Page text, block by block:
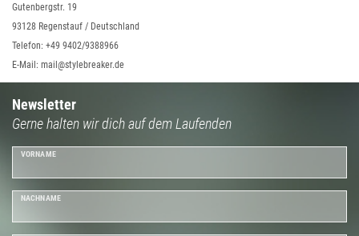
Gutenbergstr. 19
93128 Regenstauf / Deutschland
Telefon: +49 9402/9388966
E-Mail: mail@stylebreaker.de
Newsletter
Gerne halten wir dich auf dem Laufenden
VORNAME
NACHNAME